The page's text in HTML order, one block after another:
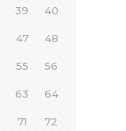
39 40
47 48
55 56
63 64
71 72